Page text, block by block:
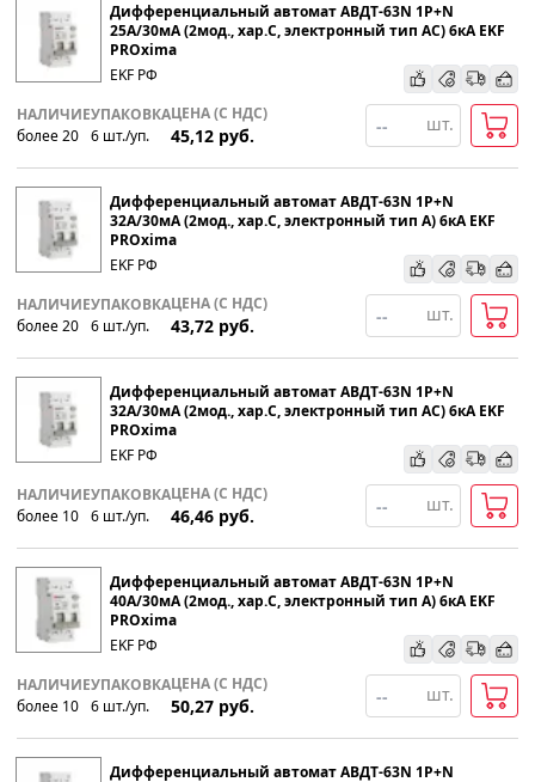
Дифференциальный автомат АВДТ-63N 1P+N
25А/30мА (2мод., хар.C, электронный тип АС) 6кА EKF
PROxima
EKF РФ
НАЛИЧИЕ
более 20
УПАКОВКА
6 шт./уп.
ЦЕНА (С НДС)
45,12 руб.
шт.
Дифференциальный автомат АВДТ-63N 1P+N
32А/30мА (2мод., хар.C, электронный тип А) 6кА EKF
PROxima
EKF РФ
НАЛИЧИЕ
более 20
УПАКОВКА
6 шт./уп.
ЦЕНА (С НДС)
43,72 руб.
шт.
Дифференциальный автомат АВДТ-63N 1P+N
32А/30мА (2мод., хар.C, электронный тип АС) 6кА EKF
PROxima
EKF РФ
НАЛИЧИЕ
более 10
УПАКОВКА
6 шт./уп.
ЦЕНА (С НДС)
46,46 руб.
шт.
Дифференциальный автомат АВДТ-63N 1P+N
40А/30мА (2мод., хар.C, электронный тип А) 6кА EKF
PROxima
EKF РФ
НАЛИЧИЕ
более 10
УПАКОВКА
6 шт./уп.
ЦЕНА (С НДС)
50,27 руб.
шт.
Дифференциальный автомат АВДТ-63N 1P+N